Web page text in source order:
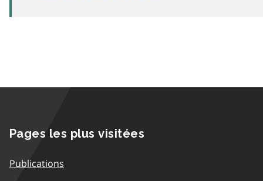
Pages les plus visitées
Publications